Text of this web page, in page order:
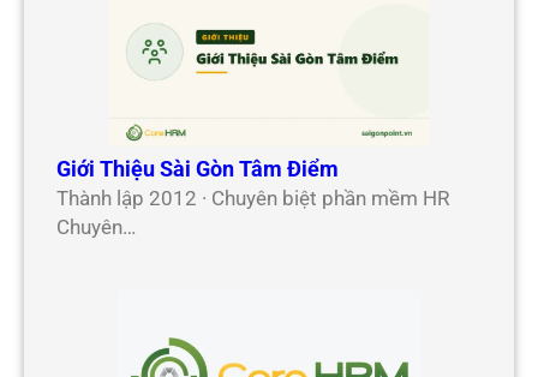
Giới Thiệu Sài Gòn Tâm Điểm
Thành lập 2012 · Chuyên biệt phần mềm HR
Chuyên…